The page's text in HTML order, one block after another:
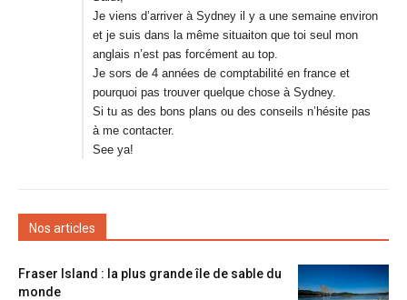
Je viens d’arriver à Sydney il y a une semaine environ
et je suis dans la même situaiton que toi seul mon
anglais n’est pas forcément au top.
Je sors de 4 années de comptabilité en france et
pourquoi pas trouver quelque chose à Sydney.
Si tu as des bons plans ou des conseils n’hésite pas
à me contacter.
See ya!
Nos articles
Fraser Island : la plus grande île de sable du
monde